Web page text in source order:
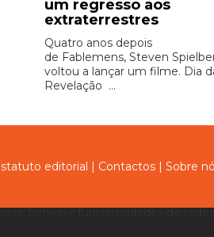
um regresso aos
extraterrestres
Quatro anos depois
de Fablemens, Steven
voltou a lançar um filme. Dia
Revelação ...
editorial | Contactos | Sobre
fornecer funcionalidades de